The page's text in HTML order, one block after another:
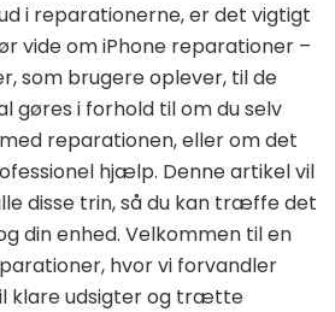
i reparationerne, er det vigtigt
vide om iPhone reparationer –
som brugere oplever, til de
gøres i forhold til om du selv
reparationen, eller om det
hjælp. Denne artikel vil
disse trin, så du kan træffe det
din enhed. Velkommen til en
hvor vi forvandler
klare udsigter og trætte